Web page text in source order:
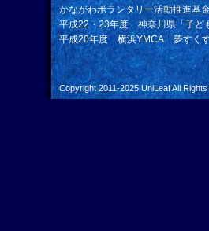
かながわボランタリー活動推進基
平成22・23年度 神奈川県「子ど
平成20年度 横浜YMCA「夢すく
Copyright 2011-2025 UniLeafAll